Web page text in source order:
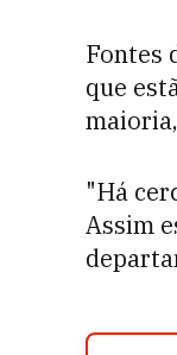
Fontes
que
"Há
Assim